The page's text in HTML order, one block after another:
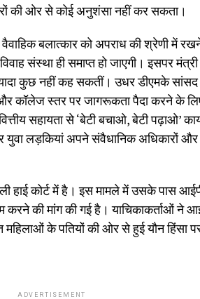
की ओर से कोई अनुशंसा नहीं कर सकता।
बलात्कार को अपराध की श्रेणी में
संस्था ही समाप्त हो जाएगी। इसपर
कुछ नहीं कह सकतीं। उधर डीएमके सांसद
कॉलेज स्तर पर जागरूकता पैदा करने के
सहायता से ‘बेटी बचाओ, बेटी पढ़ाओ’
लड़कियां अपने संवैधानिक अधिकारों और
हाई कोर्ट में है। इस मामले में उसके पास
की मांग की गई है। याचिकाकर्ताओं ने
महिलाओं के पतियों की ओर से हुई यौन हिंसा
ADVERTISEMENT